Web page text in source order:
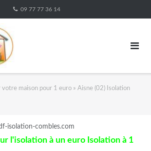
09 77 77 36 14
votre maison pour 1 euro» Aisne (02) Isolation
isolation-combles.com
l'isolation à un euro Isolation à 1